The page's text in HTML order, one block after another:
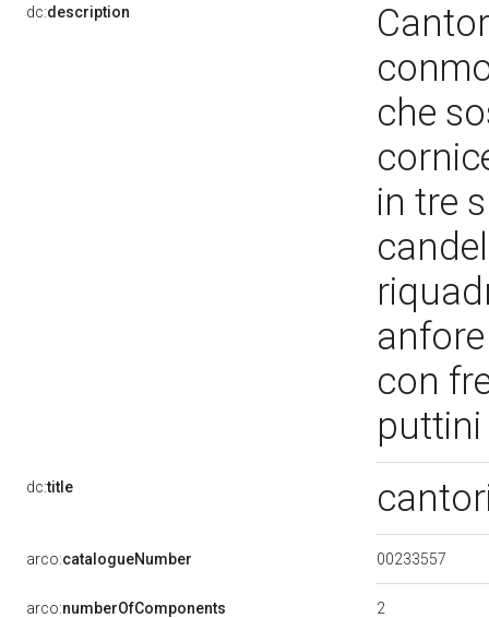
dc:description
che
in tre
con
puttini
dc:title
arco:catalogueNumber 00233557
arco:numberOfComponents 2